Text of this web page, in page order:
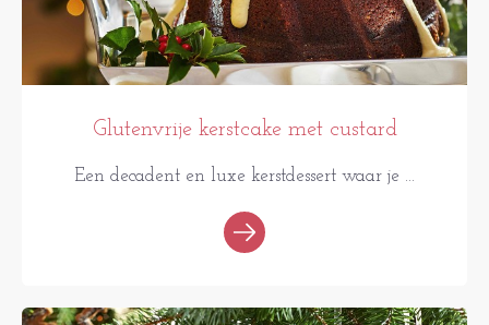
Glutenvrije kerstcake met custard
Een decadent en luxe kerstdessert waar je ...